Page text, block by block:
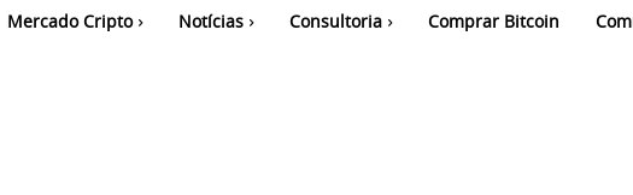
Mercado Cripto Notícias Consultoria Comprar Bitcoin